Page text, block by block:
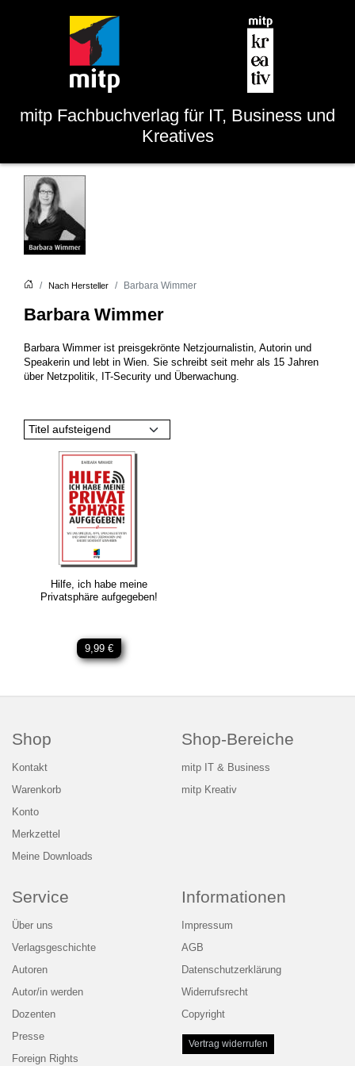
mitp Fachbuchverlag für IT, Business und
Kreatives
Nach Hersteller Barbara Wimmer
Barbara Wimmer
Barbara Wimmer ist preisgekrönte Netzjournalistin, Autorin und
Speakerin und lebt in Wien. Sie schreibt seit mehr als 15 Jahren
über Netzpolitik, IT-Security und Überwachung.
Titel aufsteigend
Hilfe, ich habe meine
Privatsphäre aufgegeben!
9,99 €
Shop
Kontakt
Warenkorb
Konto
Merkzettel
Meine Downloads
Shop-Bereiche
mitp IT & Business
mitp Kreativ
Service
Über uns
Verlagsgeschichte
Autoren
Autor/in werden
Dozenten
Presse
Foreign Rights
Informationen
Impressum
AGB
Datenschutzerklärung
Widerrufsrecht
Copyright
Vertrag widerrufen